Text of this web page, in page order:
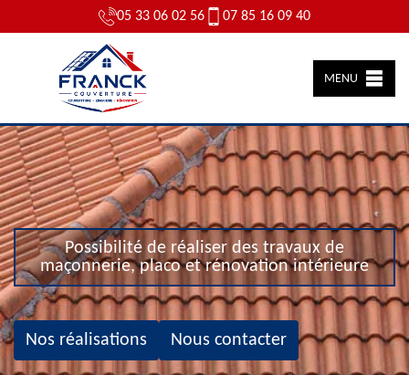
05 33 06 02 56 07 85 16 09 40
MENU
Possibilité de réaliser des travaux de
maçonnerie, placo et rénovation intérieure
Nos réalisations Nous contacter